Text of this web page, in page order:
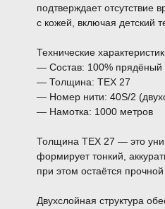
подтверждает отсутствие
с кожей, включая детский
Технические
— Состав: 100% прядёный
— Толщина: TEX 27
— Номер нити: 40S/2
— Намотка: 1000 метров
Толщина TEX 27 — это
формирует тонкий,
при этом остаётся
Двухслойная структура